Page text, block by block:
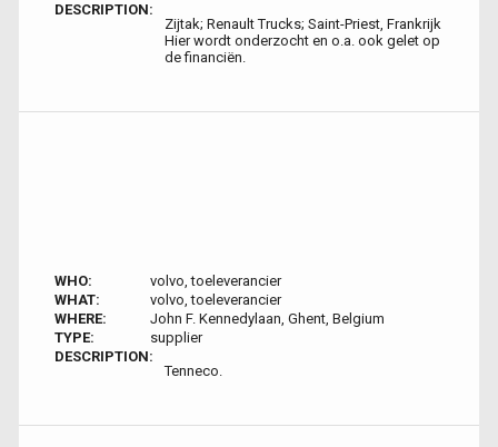
DESCRIPTION:
Zijtak; Renault Trucks; Saint-Priest, Frankrijk
Hier wordt onderzocht en o.a. ook gelet op
de financiën.
WHO:
volvo, toeleverancier
WHAT:
volvo, toeleverancier
WHERE:
John F. Kennedylaan, Ghent, Belgium
TYPE:
supplier
DESCRIPTION:
Tenneco.